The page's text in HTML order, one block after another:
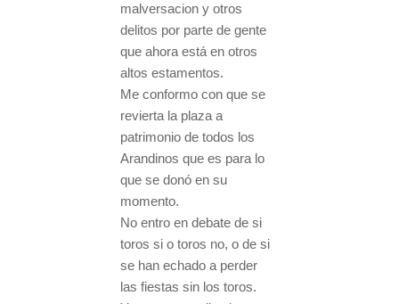
malversacion y otros
delitos por parte de gente
que ahora está en otros
altos estamentos.
Me conformo con que se
revierta la plaza a
patrimonio de todos los
Arandinos que es para lo
que se donó en su
momento.
No entro en debate de si
toros si o toros no, o de si
se han echado a perder
las fiestas sin los toros.